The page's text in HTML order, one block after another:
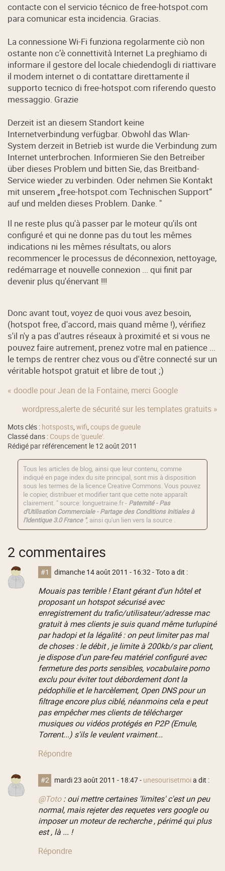
contacte con el servicio técnico de free-hotspot.com
para comunicar esta incidencia. Gracias.
La connessione Wi-Fi funziona regolarmente ciò non
ostante non c’è connettività Internet La preghiamo di
informare il gestore del locale chiedendogli di riattivare
il modem internet o di contattare direttamente il
supporto tecnico di free-hotspot.com riferendo questo
messaggio. Grazie
Derzeit ist an diesem Standort keine
Internetverbindung verfügbar. Obwohl das Wlan-
System derzeit in Betrieb ist wurde die Verbindung zum
Internet unterbrochen. Informieren Sie den Betreiber
über dieses Problem und bitten Sie, das Breitband-
Service wieder zu verbinden. Oder nehmen Sie Kontakt
mit unserem „free-hotspot.com Technischen Support“
auf und melden dieses Problem. Danke. "
Il ne reste plus qu'à passer par le moteur qu'ils ont
configuré et qui ne donne pas du tout les mêmes
indications ni les mêmes résultats, ou alors
recommencer le processus de déconnexion, nettoyage,
redémarrage et nouvelle connexion ... qui finit par
devenir plus qu'énervant !!!
Donc avant tout, voyez de quoi vous avez besoin,
(hotspot free, d'accord, mais quand même !), vérifiez
s'il n'y a pas d'autres réseaux à proximité et si vous ne
pouvez faire autrement, prenez votre mal en patience ...
le temps de rentrer chez vous ou d'être connecté sur un
véritable hotspot gratuit et libre de tout ;)
« doodle pour Jean de la Fontaine, merci Google
wordpress,alerte de sécurité sur les templates gratuits »
Mots clés : hotsposts,wifi,coups de gueule
Classé dans : Coups de 'gueule'.
Rédigé par référencement le 12 août 2011
Tous les articles de blog, ainsi que leur contenu, comme
indiqué en page index du site principal, sont mis à disposition
sous les termes de la licence Creative Commons. Vous pouvez
le copier, distribuer et modifier tant que cette note apparaît
clairement. " source: longuetraine.fr - Paternité - Pas
d'Utilisation Commerciale - Partage des Conditions Initiales à
l'Identique 3.0 France ", ainsi qu'un lien vers la source .
2 commentaires
#1 dimanche 14 août 2011 - 16:32- Toto a dit :
Mouais pas terrible ! Etant gérant d'un hôtel et
proposant un hotspot sécurisé avec
enregistrement du trafic/utilisateur/adresse mac
gratuit à mes clients je suis quand même turlupiné
par hadopi et la légalité : on peut limiter pas mal
de choses : le débit , je limite à 200kb/s par client,
je dispose d'un pare-feu matériel configuré avec
fermeture des ports sensibles, vocabulaire porno
exclu pour éviter tout débordement dont la
pédophilie et le harcèlement, Open DNS pour un
filtrage encore plus ciblé, néanmoins cela e peut
pas empêcher mes clients de télécharger
musiques ou vidéos protégés en P2P (Emule,
Torrent...) s'ils le veulent vraiment...
Répondre
#2 mardi 23 août 2011 - 18:47- unesourisetmoia dit :
@Toto: oui mettre certaines 'limites' c'est un peu
normal, mais rejeter des requetes vers google ou
imposer un moteur de recherche , périmé qui plus
est , là ... !
Répondre